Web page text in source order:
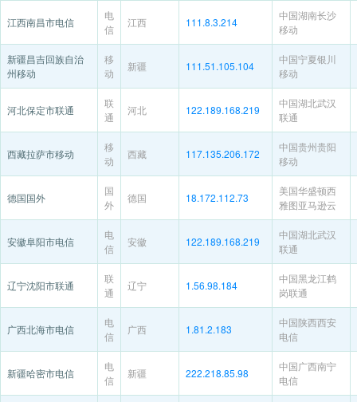
江西南昌市电信
电
信
江西 111.8.3.214
中国湖南长沙
移动
新疆昌吉回族自治
州移动
移
动
新疆 111.51.105.104
中国宁夏银川
移动
河北保定市联通
联
通
河北 122.189.168.219
中国湖北武汉
联通
西藏拉萨市移动
移
动
西藏 117.135.206.172
中国贵州贵阳
移动
德国国外
国
外
德国 18.172.112.73
美国华盛顿西
雅图亚马逊云
安徽阜阳市电信
电
信
安徽 122.189.168.219
中国湖北武汉
联通
辽宁沈阳市联通
联
通
辽宁 1.56.98.184
中国黑龙江鹤
岗联通
广西北海市电信
电
信
广西 1.81.2.183
中国陕西西安
电信
新疆哈密市电信
电
信
新疆 222.218.85.98
中国广西南宁
电信